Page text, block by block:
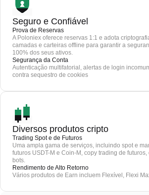
Seguro e Confiável
Prova de Reservas
A Poloniex oferece reservas 1:1 e adota
camadas e carteiras offline para garantir a
100% dos seus ativos.
Segurança da Conta
Autenticação multifatorial, alertas de login
contra sequestro de cookies
Diversos produtos cripto
Trading Spot e de Futuros
Uma ampla gama de serviços, incluindo spot e
futuros USDT-M e Coin-M, copy trading de
bots.
Rendimento de Alto Retorno
Vários produtos de Earn incluem Flexível, Flexi